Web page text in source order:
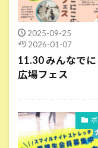
2025-09-25
2026-01-07
11.30 みんなで
広場フェス